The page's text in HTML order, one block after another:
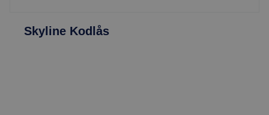
Skyline Kodlås